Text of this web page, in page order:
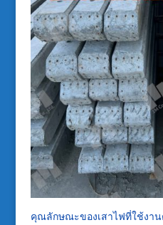
คุณลักษณะของเสาไฟที่ใช้งา